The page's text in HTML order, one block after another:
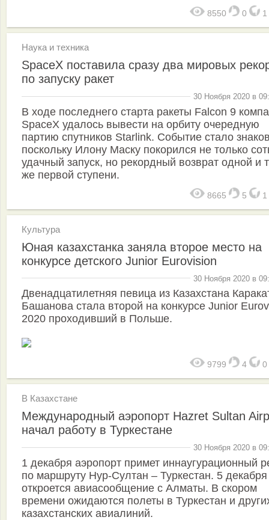
8550 0 1
Наука и техника
SpaceX поставила сразу два мировых
по запуску ракет
30 Ноября 2020 в
В ходе последнего старта ракеты Falcon 9
SpaceX удалось вывести на орбиту очередную
партию спутников Starlink. Событие стало
поскольку Илону Маску покорился не только
удачный запуск, но рекордный возврат одной и
же первой ступени.
8665 5 1
Культура
Юная казахстанка заняла второе место на
конкурсе детского Junior Eurovision
30 Ноября 2020 в
Двенадцатилетняя певица из Казахстана
Башанова стала второй на конкурсе Junior
2020 проходивший в Польше.
9799 4 0
В Казахстане
Международный аэропорт Hazret Sultan
начал работу в Туркестане
30 Ноября 2020 в
1 декабря аэропорт примет иннаугурационный
по маршруту Нур-Султан – Туркестан. 5 декабря
откроется авиасообщение с Алматы. В скором
времени ожидаются полеты в Туркестан и
казахстанских авиалиний.